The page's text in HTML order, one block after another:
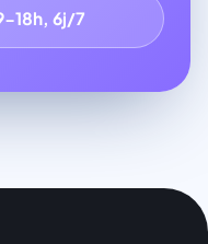
18h, 6j/7